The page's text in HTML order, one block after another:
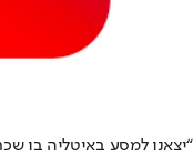
“יצאנו למסע באיטליה בו